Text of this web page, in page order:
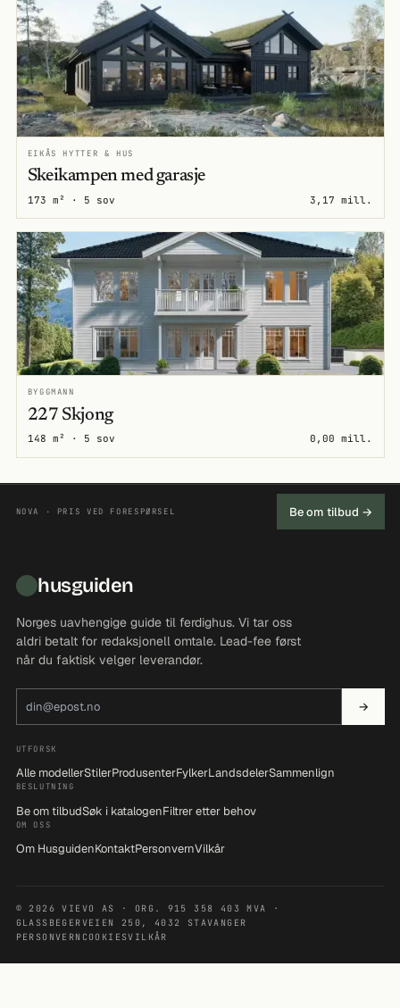
EIKÅS HYTTER & HUS
Skeikampen med garasje
173 m² · 5 sov 3,17 mill.
BYGGMANN
227 Skjong
148 m² · 5 sov 0,00 mill.
NOVA · PRIS VED FORESPØRSEL Be om tilbud →
husguiden
Norges uavhengige guide til ferdighus. Vi tar oss
aldri betalt for redaksjonell omtale. Lead-fee først
når du faktisk velger leverandør.
→
UTFORSK
Alle modellerStilerProdusenterFylkerLandsdelerSammenlign
BESLUTNING
Be om tilbudSøk i katalogenFiltrer etter behov
OM OSS
Om HusguidenKontaktPersonvernVilkår
© 2026 VIEVO AS · ORG. 915 358 403 MVA ·
GLASSBEGERVEIEN 250, 4032 STAVANGER
PERSONVERN COOKIESVILKÅR